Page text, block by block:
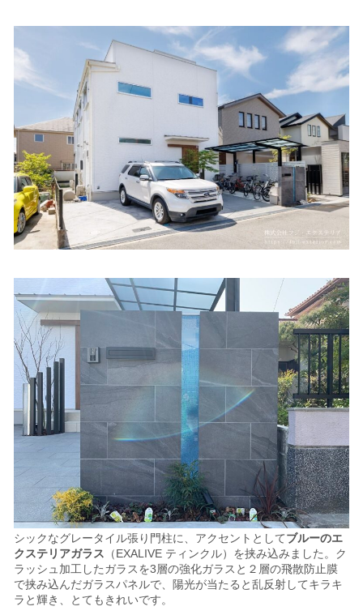
シックなグレータイル張り門柱に、アクセントとしてブルーのエ
クステリアガラス （EXALIVE ティンクル）を挟み込みました。ク
ラッシュ加工したガラスを3層の強化ガラスと２層の飛散防止膜
で挟み込んだガラスパネルで、陽光が当たると乱反射してキラキ
ラと輝き、とてもきれいです。